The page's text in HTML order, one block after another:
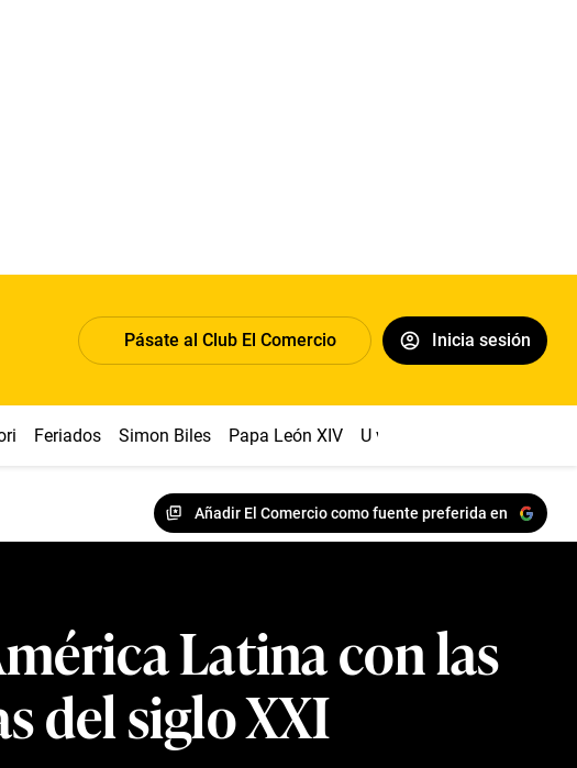
Pásate al Club El Comercio Inicia sesión
Feriados Simon Biles Papa León XIV U vs Cristal
Añadir El Comercio como fuente preferida en
Latina con las
del siglo XXI